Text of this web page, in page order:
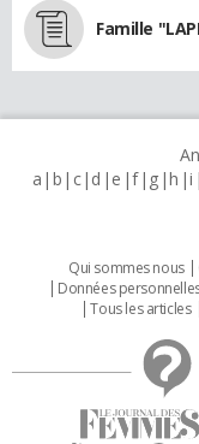
Famille
a b c d e f g h i
Qui sommes nous
Données
Tous les articles